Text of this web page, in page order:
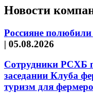
Новости
Россияне
| 05.08.2026
Сотрудники РСХБ
заседании Клуба
туризм для